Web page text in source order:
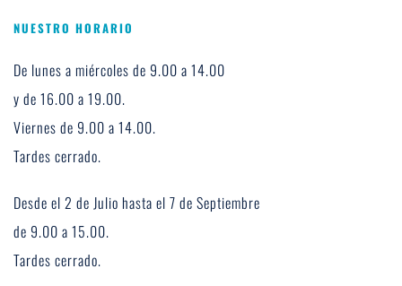
NUESTRO HORARIO
De lunes a miércoles de 9.00 a 14.00
y de 16.00 a 19.00.
Viernes de 9.00 a 14.00.
Tardes cerrado.
Desde el 2 de Julio hasta el 7 de Septiembre
de 9.00 a 15.00.
Tardes cerrado.